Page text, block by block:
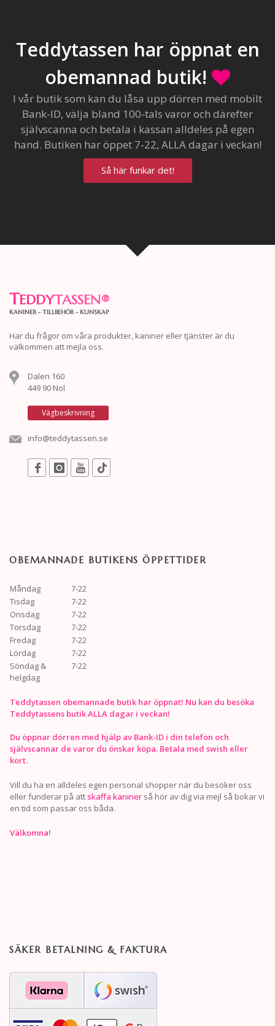
Teddytassen har öppnat en
obemannad butik!
I vår butik som kan du låsa upp dörren med mobilt
Bank-ID, välja bland 100-tals varor och därefter
självscanna och betala i kassan alldeles på egen
hand. Butiken har öppet 7-22, ALLA dagar i veckan!
Så här funkar det!
TEDDYTASSEN®
KANINER - TILLBEHÖR - KUNSKAP
Har du frågor om våra produkter, kaniner eller tjänster är du
välkommen att mejla oss.
Dalen 160
449 90 Nol
Vägbeskrivning
info@teddytassen.se
OBEMANNADE BUTIKENS ÖPPETTIDER
Måndag
7-22
Tisdag
7-22
Onsdag
7-22
Torsdag
7-22
Fredag
7-22
Lördag
7-22
Söndag &
helgdag
7-22
Teddytassen obemannade butik har öppnat! Nu kan du besöka
Teddytassens butik ALLA dagar i veckan!
Du öppnar dörren med hjälp av Bank-ID i din telefon och
självscannar de varor du önskar köpa. Betala med swish eller
kort.
Vill du ha en alldeles egen personal shopper när du besöker oss
eller funderar på att skaffa kaniner så hör av dig via mejl så bokar vi
en tid som passar oss båda.
Välkomna!
SÄKER BETALNING & FAKTURA